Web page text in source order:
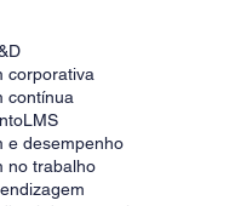
corporativa
contínua
LMS
e desempenho
no trabalho